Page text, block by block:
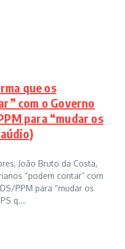
que os
com o Governo
para “mudar os
João Bruto da Costa,
“podem contar” com
PPM para “mudar os
q...